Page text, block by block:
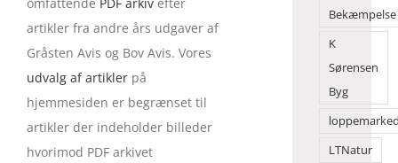
artikler fra andre års udgaver af
Gråsten Avis og Bov Avis. Vores
udvalg af artiklerpå
hjemmesiden er begrænset til
artikler der indeholder billeder
hvorimod PDF arkivet
Bekæmpelse
K
Sørensen
Byg
LTNatur